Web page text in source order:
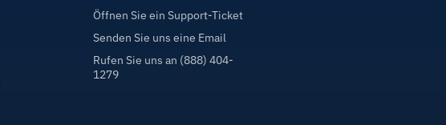
Öffnen Sie ein Support-Ticket
Senden Sie uns eine Email
Rufen Sie uns an (888) 404-
1279